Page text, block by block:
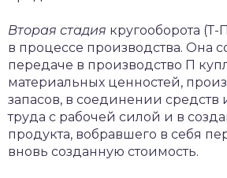
Вторая стадия кругооборота (Т-
в процессе производства. Она
передаче в производство П
материальных ценностей,
запасов, в соединении средств
труда с рабочей силой и в
продукта, вобравшего в себя
вновь созданную стоимость.